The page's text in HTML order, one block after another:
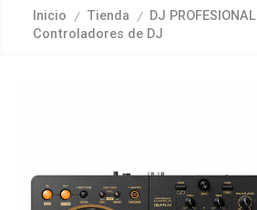
Inicio / Tienda / DJ PROFESIONAL
Controladores de DJ